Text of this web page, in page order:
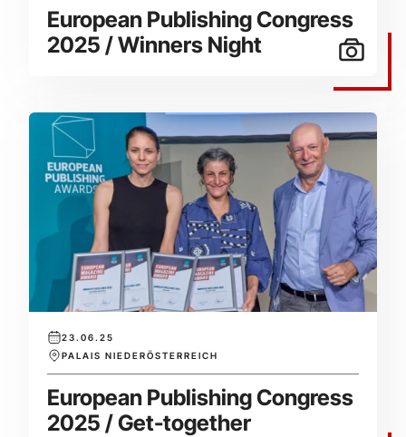
European Publishing Congress
2025 / Winners Night
23.06.25
PALAIS NIEDERÖSTERREICH
European Publishing Congress
2025 / Get-together